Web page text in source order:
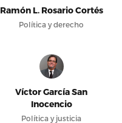
Ramón L. Rosario Cortés
Política y derecho
Víctor García San
Inocencio
Política y justicia